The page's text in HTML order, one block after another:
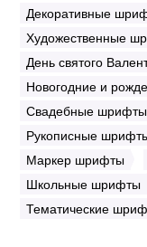
Декоративные
Художественные
День святого
Новогодние и
Свадебные шрифты
Рукописные
Маркер шрифты
Школьные шрифты
Тематические